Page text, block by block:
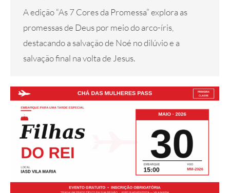
A edição “As 7 Cores da Promessa” explora as
promessas de Deus por meio do arco-íris,
destacando a salvação de Noé no dilúvio e a
salvação final na volta de Jesus.